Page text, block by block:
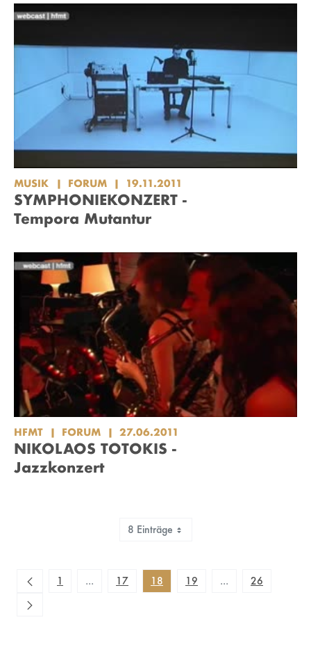
MUSIK FORUM 19.11.2011
SYMPHONIEKONZERT -
Tempora Mutantur
HFMT FORUM 27.06.2011
NIKOLAOS TOTOKIS -
Jazzkonzert
8 Einträge
1 ...Zwischenseiten Navigieren mit TAB-Taste.
17 18 19 ...Zwischenseiten
26